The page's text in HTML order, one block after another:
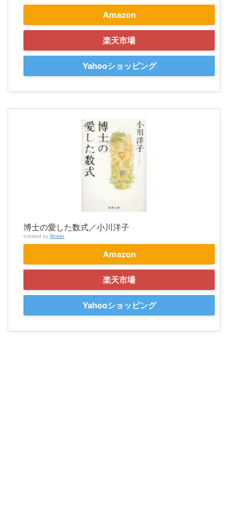
Amazon
楽天市場
Yahooショッピング
博士の愛した数式／小川洋子
created by Rinker
Amazon
楽天市場
Yahooショッピング